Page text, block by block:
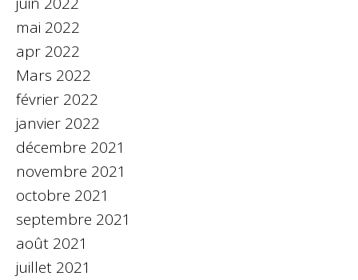
mai 2022
apr 2022
Mars 2022
février 2022
janvier 2022
décembre 2021
novembre 2021
octobre 2021
septembre 2021
août 2021
juillet 2021